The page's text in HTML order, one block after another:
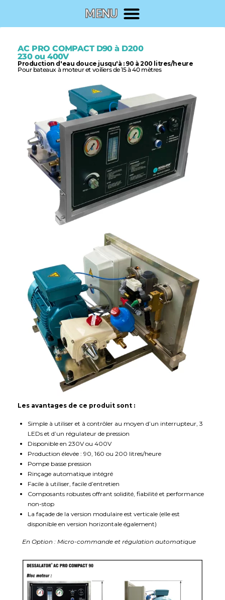
AC PRO COMPACT D90 à D200
230 ou 400V
Production d'eau douce jusqu'à : 90 à 200 litres/heure
Pour bateaux à moteur et voiliers de 15 à 40 mètres
Les avantages de ce produit sont :
Simple à utiliser et à contrôler au moyen d’un interrupteur, 3
LEDs et d’un régulateur de pression
Disponible en 230V ou 400V
Production élevée : 90, 160 ou 200 litres/heure
Pompe basse pression
Rinçage automatique intégré
Facile à utiliser, facile d’entretien
Composants robustes offrant solidité, fiabilité et performance
non-stop
La façade de la version modulaire est verticale (elle est
disponible en version horizontale également)
En Option : Micro-commande et régulation automatique